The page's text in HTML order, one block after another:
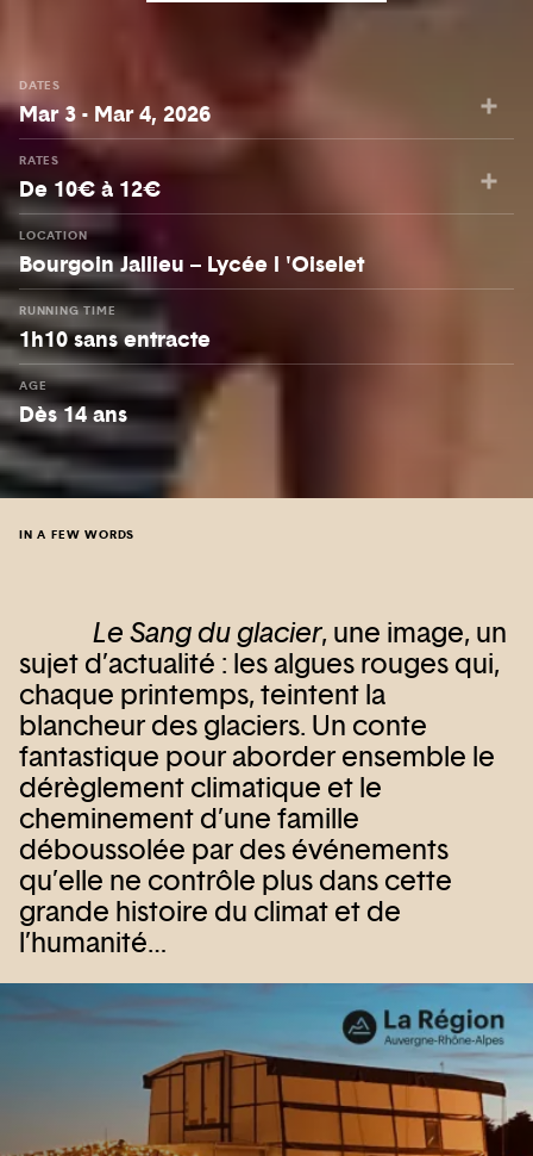
DATES
Mar 3 - Mar 4, 2026
RATES
De 10€ à 12€
LOCATION
Bourgoin Jallieu – Lycée l 'Oiselet
RUNNING TIME
1h10 sans entracte
AGE
Dès 14 ans
IN A FEW WORDS
Le Sang du glacier, une image, un
sujet d’actualité : les algues rouges qui,
chaque printemps, teintent la
blancheur des glaciers. Un conte
fantastique pour aborder ensemble le
dérèglement climatique et le
cheminement d’une famille
déboussolée par des événements
qu’elle ne contrôle plus dans cette
grande histoire du climat et de
l’humanité…